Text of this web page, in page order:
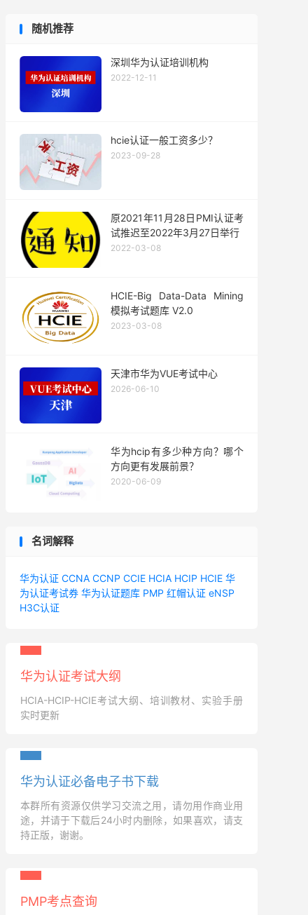
随机推荐
深圳华为认证培训机构
2022-12-11
hcie认证一般工资多少？
2023-09-28
原2021年11月28日PMI认证考
试推迟至2022年3月27日举行
2022-03-08
HCIE-Big Data-Data Mining
模拟考试题库 V2.0
2023-03-08
天津市华为VUE考试中心
2026-06-10
华为hcip有多少种方向？哪个
方向更有发展前景？
2020-06-09
名词解释
华为认证 CCNA CCNP CCIE HCIA HCIP HCIE 华
为认证考试券 华为认证题库 PMP 红帽认证 eNSP
H3C认证
华为认证考试大纲
HCIA-HCIP-HCIE考试大纲、培训教材、实验手册
实时更新
华为认证必备电子书下载
本群所有资源仅供学习交流之用，请勿用作商业用
途，并请于下载后24小时内删除，如果喜欢，请支
持正版，谢谢。
PMP考点查询